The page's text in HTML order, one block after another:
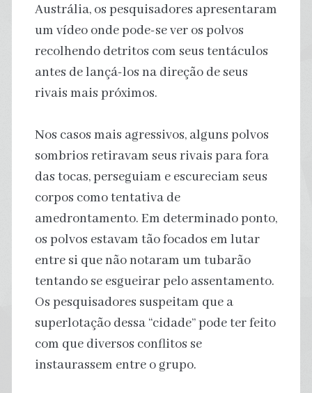
Austrália, os pesquisadores apresentaram
um vídeo onde pode-se ver os polvos
recolhendo detritos com seus tentáculos
antes de lançá-los na direção de seus
rivais mais próximos.
Nos casos mais agressivos, alguns polvos
sombrios retiravam seus rivais para fora
das tocas, perseguiam e escureciam seus
corpos como tentativa de
amedrontamento. Em determinado ponto,
os polvos estavam tão focados em lutar
entre si que não notaram um tubarão
tentando se esgueirar pelo assentamento.
Os pesquisadores suspeitam que a
superlotação dessa “cidade” pode ter feito
com que diversos conflitos se
instaurassem entre o grupo.